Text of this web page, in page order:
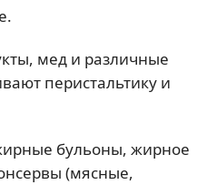
мед и различные
перистальтику и
бульоны, жирное
(мясные,